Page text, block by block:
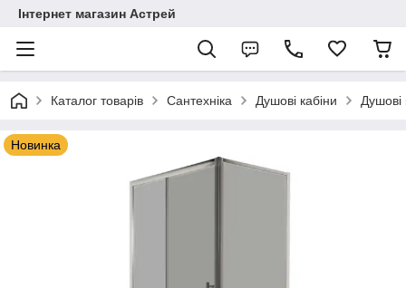
Інтернет магазин Астрей
Каталог товарів Сантехніка Душові кабіни Душові
Новинка